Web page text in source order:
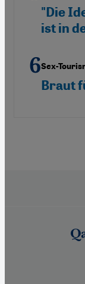
"Die
ist in
Sex-
Braut